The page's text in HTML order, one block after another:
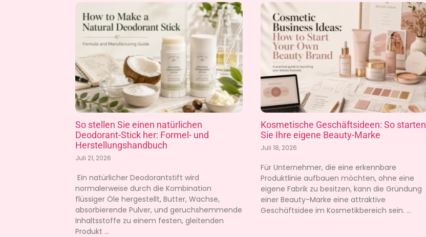
So stellen Sie einen natürlichen
Deodorant-Stick her: Formel- und
Herstellungshandbuch
Juli 21, 2026
​ Ein natürlicher Deodorantstift wird
normalerweise durch die Kombination
flüssiger Öle hergestellt, Butter, Wachse,
absorbierende Pulver, und geruchshemmende
Inhaltsstoffe zu einem festen, gleitenden
Produkt
Kosmetische Geschäftsideen: So starten
Sie Ihre eigene Beauty-Marke
Juli 18, 2026
Für Unternehmer, die eine erkennbare
Produktlinie aufbauen möchten, ohne eine
eigene Fabrik zu besitzen, kann die Gründung
einer Beauty-Marke eine attraktive
Geschäftsidee im Kosmetikbereich sein.